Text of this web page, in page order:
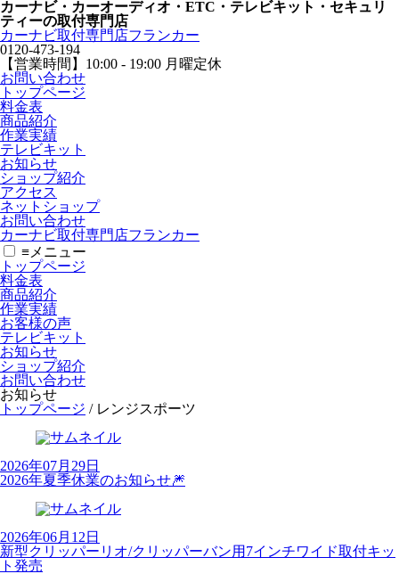
カーナビ・カーオーディオ・ETC・テレビキット・セキュリ
ティーの取付専門店
カーナビ取付専⾨店フランカー
0120-473-194
【営業時間】 10:00 - 19:00 月曜定休
お問い合わせ
トップページ
料金表
商品紹介
作業実績
テレビキット
お知らせ
ショップ紹介
アクセス
ネットショップ
お問い合わせ
カーナビ取付専⾨店フランカー
≡ メニュー
トップページ
料金表
商品紹介
作業実績
お客様の声
テレビキット
お知らせ
ショップ紹介
お問い合わせ
お知らせ
トップページ / レンジスポーツ
2026年07月29日
2026年夏季休業のお知らせ🎆
2026年06月12日
新型クリッパーリオ/クリッパーバン用7インチワイド取付キッ
ト発売